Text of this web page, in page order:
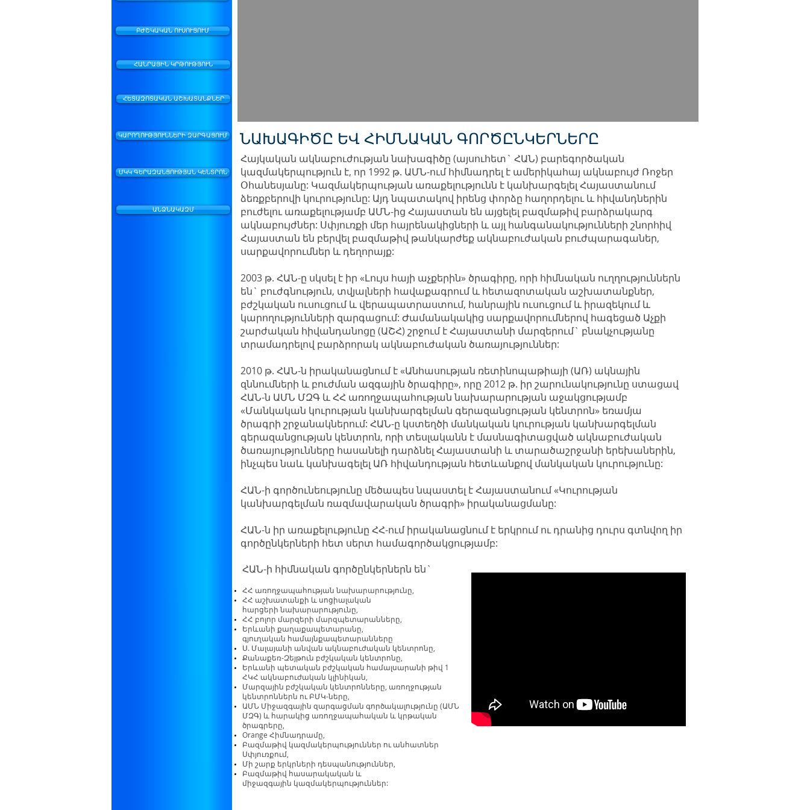
ՆԱԽԱԳԻԾԸ ԵՎ ՀԻՄՆԱԿԱՆ ԳՈՐԾԸՆԿԵՐՆԵՐԸ
Հայկական ակնաբուժության նախագիծը (այսուհետ` ՀԱՆ) բարեգործական
կազմակերպություն է, որ 1992 թ. ԱՄՆ-ում հիմնադրել է ամերիկահայ ակնաբույժ Ռոջեր
Օհանեսյանը: Կազմակերպության առաքելությունն է կանխարգելել Հայաստանում
ձեռքբերովի կուրությունը: Այդ նպատակով իրենց փորձը հաղորդելու և հիվանդներին
բուժելու առաքելությամբ ԱՄՆ-ից Հայաստան են այցելել բազմաթիվ բարձրակարգ
ակնաբույժներ: Սփյուռքի մեր հայրենակիցների և այլ հանգանակությունների շնորհիվ
Հայաստան են բերվել բազմաթիվ թանկարժեք ակնաբուժական բուժպարագաներ,
սարքավորումներ և դեղորայք:
2003 թ. ՀԱՆ-ը սկսել է իր «Լույս հայի աչքերին» ծրագիրը, որի հիմնական ուղղություններն
են` բուժգնություն, տվյալների հավաքագրում և հետազոտական աշխատանքներ,
բժշկական ուսուցում և վերապատրաստում, հանրային ուսուցում և իրազեկում և
կարողությունների զարգացում: Ժամանակակից սարքավորումներով հագեցած Աչքի
շարժական հիվանդանոցը (ԱՇՀ) շրջում է Հայաստանի մարզերում` բնակչությանը
տրամադրելով բարձրորակ ակնաբուժական ծառայություններ:
2010 թ. ՀԱՆ-ն իրականացնում է «Անհասության ռետինոպաթիայի (ԱՌ) ակնային
զննումների և բուժման ազգային ծրագիրը», որը 2012 թ. իր շարունակությունը ստացավ
ՀԱՆ-ն ԱՄՆ ՄԶԳ և ՀՀ առողջապահության նախարարության աջակցությամբ
«Մանկական կուրության կանխարգելման գերազանցության կենտրոն» եռամյա
ծրագրի շրջանակներում: ՀԱՆ-ը կստեղծի մանկական կուրության կանխարգելման
գերազանցության կենտրոն, որի տեսլականն է մասնագիտացված ակնաբուժական
ծառայությունները հասանելի դարձնել Հայաստանի և տարածաշրջանի երեխաներին,
ինչպես նաև կանխագելել ԱՌ հիվանդության հետևանքով մանկական կուրությունը:
ՀԱՆ-ի գործունեությունը մեծապես նպաստել է Հայաստանում «Կուրության
կանխարգելման ռազմավարական ծրագրի» իրականացմանը:
ՀԱՆ-ն իր առաքելությունը ՀՀ-ում իրականացնում է երկրում ու դրանից դուրս գտնվող իր
գործընկերների հետ սերտ համագործակցությամբ:
ՀԱՆ-ի հիմնական գործընկերներն են`
ՀՀ առողջապահության նախարարությունը,
ՀՀ աշխատանքի և սոցիալական
հարցերի նախարարությունը,
ՀՀ բոլոր մարզերի մարզպետարանները,
Երևանի քաղաքապետարանը,
գյուղական համայնքապետարանները
Ս. Մալայանի անվան ակնաբուժական կենտրոնը,
Քանաքեռ-Զեյթուն բժշկական կենտրոնը,
Երևանի պետական բժշկական համալսարանի թիվ 1
ՀԿՀ ակնաբուժական կլինիկան,
Մարզային բժշկական կենտրոնները, առողջության
կենտրոններն ու ԲՄԿ-ները,
ԱՄՆ Միջազգային զարգացման գործակալությունը (ԱՄՆ
ՄԶԳ) և հարակից առողջապահական և կրթական
ծրագրերը,
Orange Հիմնադրամը,
Բազմաթիվ կազմակերպություններ ու անհատներ
Սփյուռքում,
Մի շարք երկրների դեսպանություններ,
Բազմաթիվ հասարակական և
միջազգային կազմակերպություններ:
ՄԿԿ ԳԵՐԱԶԱՆՑՈՒԹՅԱՆ ԿԵՆՏՐՈՆ
ԲԺՇԿԱԿԱՆ ՈՒՍՈՒՑՈՒՄ
ԿԱՐՈՂՈՒԹՅՈՒՆՆԵՐԻ ԶԱՐԳԱՑՈՒՄ
ՀԵՏԱԶՈՏԱԿԱՆ ԱՇԽԱՏԱՆՔՆԵՐ
ՀԱՆՐԱՅԻՆ ԿՐԹՈՒԹՅՈՒՆ
ԱՆՁՆԱԿԱԶՄ